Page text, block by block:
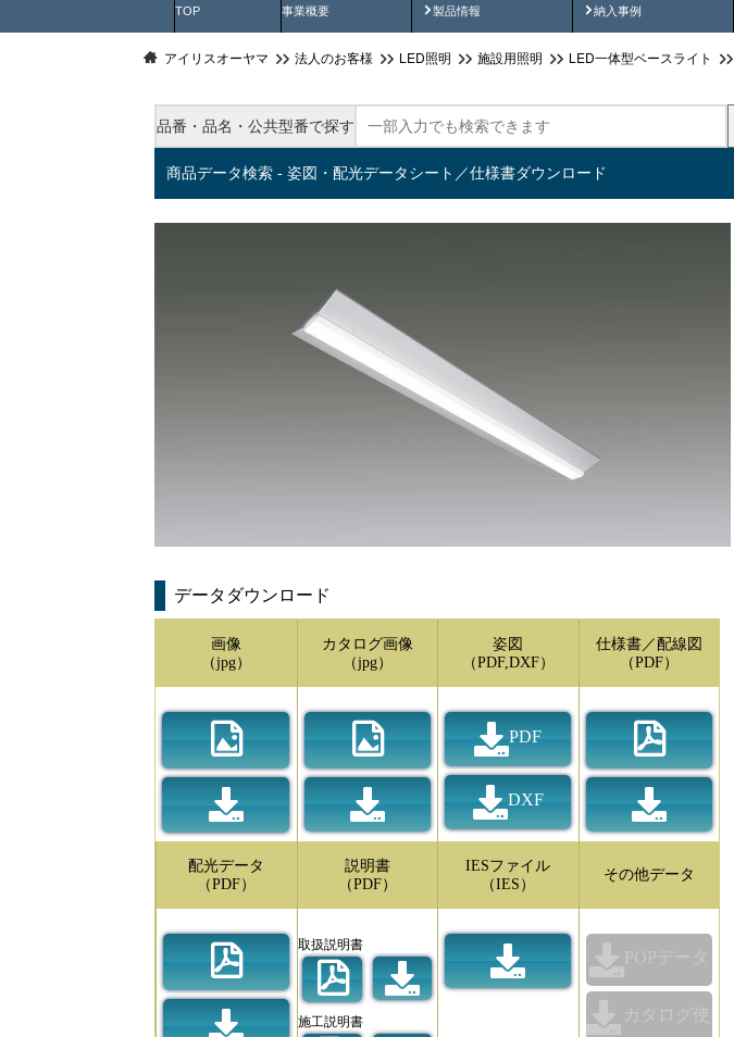
TOP 事業概要 製品情報
製品動画 納入事例
納入事例動画
アイリスオーヤマ 法人のお客様 LED照明 施設用照明 LED一体型ベースライト
品番・品名・公共型番で探す
商品データ検索 - 姿図・配光データシート／仕様書ダウンロード
データダウンロード
画像
（jpg）
カタログ画像
（jpg）
姿図
（PDF,DXF）
PDF
DXF
仕様書／配線図
（PDF）
配光データ
（PDF）
説明書
（PDF）
取扱説明書
施工説明書
IESファイル
（IES）
その他データ
POPデータ
カタログ使